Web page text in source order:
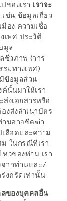
ของเรา เราจะ
เช่น ข้อมูลเกี่ยว
อง ความเชื่อ
เพศ ประวัติ
มูล
ชีวภาพ (การ
รมทางเพศ)
ข้อมูลส่วน
นั้นมาให้เรา
งเอกสารหรือ
งส่งสำเนาบัตร
านอาจขีดฆ่า
ลือดและความ
ในกรณีที่เรา
วของท่าน เรา
จากท่านและ/
งครัดเท่านั้น
ของบุคคลอื่น